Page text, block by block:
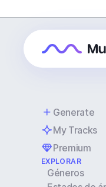
Generate
My Tracks
Premium
EXPLORAR
Géneros